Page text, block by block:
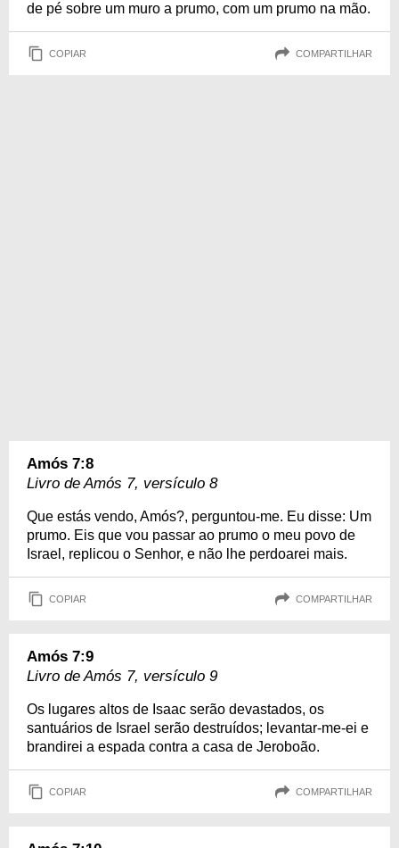
de pé sobre um muro a prumo, com um prumo na mão.
COPIAR COMPARTILHAR
Amós 7:8
Livro de Amós 7, versículo 8
Que estás vendo, Amós?, perguntou-me. Eu disse: Um
prumo. Eis que vou passar ao prumo o meu povo de
Israel, replicou o Senhor, e não lhe perdoarei mais.
COPIAR COMPARTILHAR
Amós 7:9
Livro de Amós 7, versículo 9
Os lugares altos de Isaac serão devastados, os
santuários de Israel serão destruídos; levantar-me-ei e
brandirei a espada contra a casa de Jeroboão.
COPIAR COMPARTILHAR